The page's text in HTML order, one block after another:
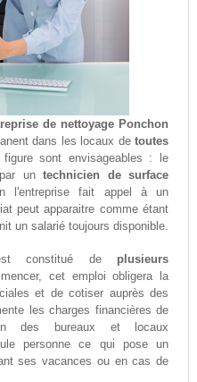
de nettoyage Ponchon
dans les locaux detoutes
sont envisageables : le
par untechnicien de surface
l'entreprise fait appel à un
peut apparaitre comme étant
un salarié toujours disponible.
constitué de plusieurs
cet emploi obligera la
et de cotiser auprès des
les charges financières de
des bureaux et locaux
personne ce qui pose un
ses vacances ou en cas de